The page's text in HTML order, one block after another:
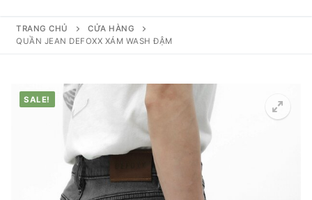
TRANG CHỦ
CỬA HÀNG
QUẦN JEAN DEFOXX XÁM WASH ĐẬM
SALE!